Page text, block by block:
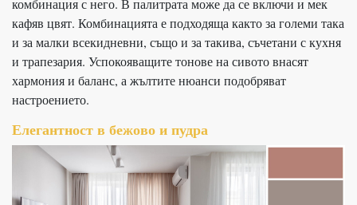
комбинация с него. В палитрата може да се включи и мек
кафяв цвят. Комбинацията е подходяща както за големи така
и за малки всекидневни, също и за такива, съчетани с кухня
и трапезария. Успокояващите тонове на сивото внасят
хармония и баланс, а жълтите нюанси подобряват
настроението.
Елегантност в бежово и пудра